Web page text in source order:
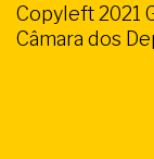
Copyleft 2021
Câmara dos